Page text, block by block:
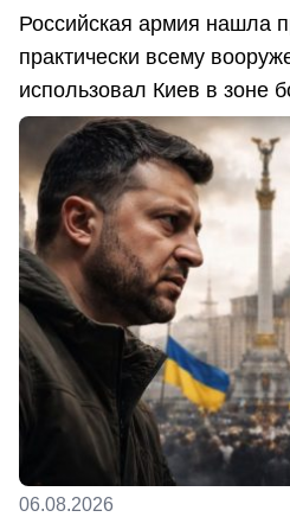
Российская армия нашла
практически всему
использовал Киев в зоне
06.08.2026